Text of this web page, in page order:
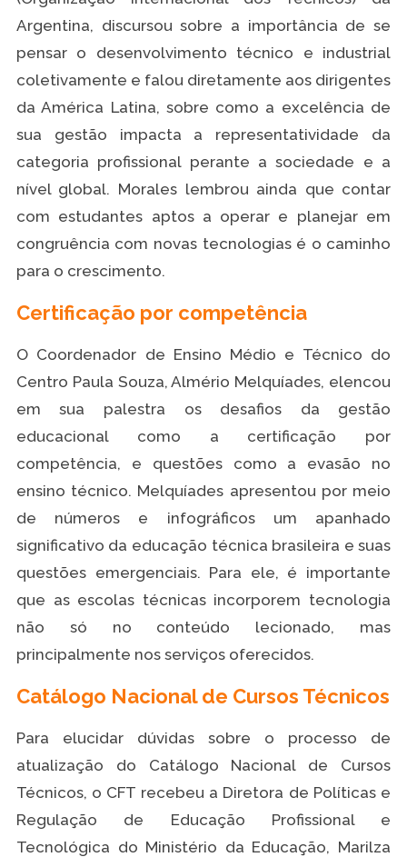
Argentina, discursou sobre a importância de se
pensar o desenvolvimento técnico e industrial
coletivamente e falou diretamente aos dirigentes
da América Latina, sobre como a excelência de
sua gestão impacta a representatividade da
categoria profissional perante a sociedade e a
nível global. Morales lembrou ainda que contar
com estudantes aptos a operar e planejar em
congruência com novas tecnologias é o caminho
para o crescimento.
Certificação por competência
O Coordenador de Ensino Médio e Técnico do
Centro Paula Souza, Almério Melquíades, elencou
em sua palestra os desafios da gestão
educacional como a certificação por
competência, e questões como a evasão no
ensino técnico. Melquíades apresentou por meio
de números e infográficos um apanhado
significativo da educação técnica brasileira e suas
questões emergenciais. Para ele, é importante
que as escolas técnicas incorporem tecnologia
não só no conteúdo lecionado, mas
principalmente nos serviços oferecidos.
Catálogo Nacional de Cursos Técnicos
Para elucidar dúvidas sobre o processo de
atualização do Catálogo Nacional de Cursos
Técnicos, o CFT recebeu a Diretora de Políticas e
Regulação de Educação Profissional e
Tecnológica do Ministério da Educação, Marilza